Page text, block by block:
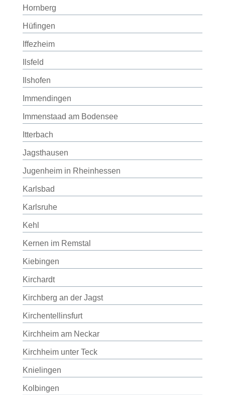
Hornberg
Hüfingen
Iffezheim
Ilsfeld
Ilshofen
Immendingen
Immenstaad am Bodensee
Itterbach
Jagsthausen
Jugenheim in Rheinhessen
Karlsbad
Karlsruhe
Kehl
Kernen im Remstal
Kiebingen
Kirchardt
Kirchberg an der Jagst
Kirchentellinsfurt
Kirchheim am Neckar
Kirchheim unter Teck
Knielingen
Kolbingen